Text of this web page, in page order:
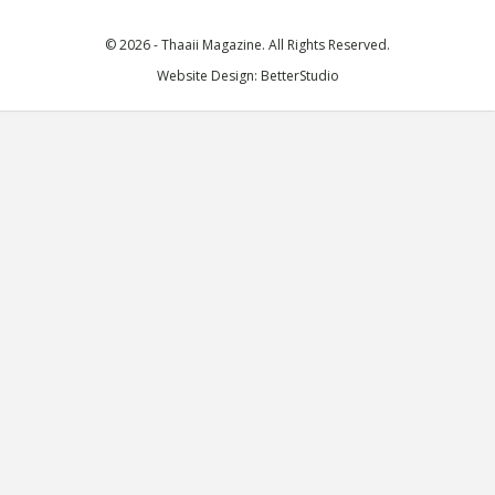
© 2026 - Thaaii Magazine. All Rights Reserved.
Website Design: BetterStudio